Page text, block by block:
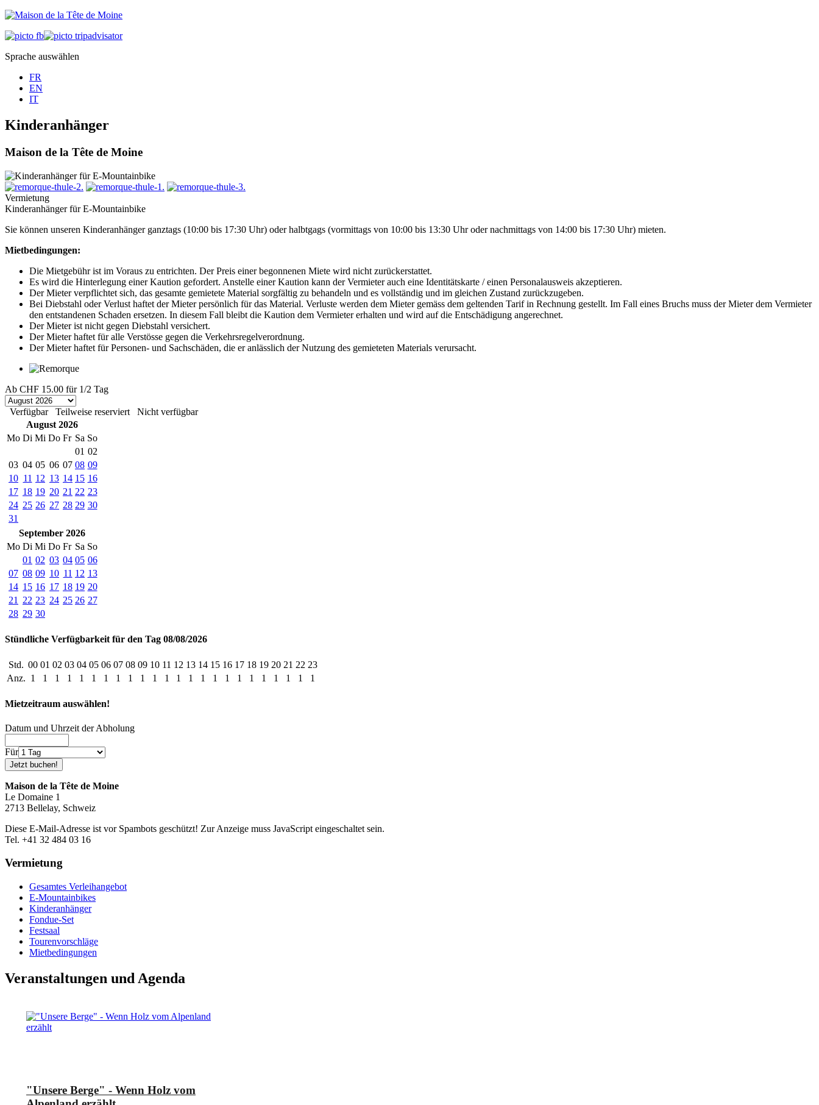
Sprache auswählen
FR
EN
IT
Kinderanhänger
Maison de la Tête de Moine
Vermietung
Kinderanhänger für E-Mountainbike
Sie können unseren Kinderanhänger ganztags (10:00 bis 17:30 Uhr) oder halbtgags (vormittags von 10:00 bis 13:30 Uhr oder nachmittags von 14:00 bis 17:30 Uhr) mieten.
Mietbedingungen:
Die Mietgebühr ist im Voraus zu entrichten. Der Preis einer begonnenen Miete wird nicht zurückerstattet.
Es wird die Hinterlegung einer Kaution gefordert. Anstelle einer Kaution kann der Vermieter auch eine Identitätskarte / einen Personalausweis akzeptieren.
Der Mieter verpflichtet sich, das gesamte gemietete Material sorgfältig zu behandeln und es vollständig und im gleichen Zustand zurückzugeben.
Bei Diebstahl oder Verlust haftet der Mieter persönlich für das Material. Verluste werden dem Mieter gemäss dem geltenden Tarif in Rechnung gestellt. Im Fall eines Bruchs muss der Mieter dem Vermieter
den entstandenen Schaden ersetzen. In diesem Fall bleibt die Kaution dem Vermieter erhalten und wird auf die Entschädigung angerechnet.
Der Mieter ist nicht gegen Diebstahl versichert.
Der Mieter haftet für alle Verstösse gegen die Verkehrsregelverordnung.
Der Mieter haftet für Personen- und Sachschäden, die er anlässlich der Nutzung des gemieteten Materials verursacht.
Ab CHF 15.00 für 1/2 Tag
Verfügbar Teilweise reserviert
Nicht verfügbar
August 2026
Mo Di Mi Do Fr Sa So
01 02
03 04 05 06 07 08 09
10 11 12 13 14 15 16
17 18 19 20 21 22 23
24 25 26 27 28 29 30
31
September 2026
Mo Di Mi Do Fr Sa So
01 02 03 04 05 06
07 08 09 10 11 12 13
14 15 16 17 18 19 20
21
22 23 24 25 26 27
28 29 30
Stündliche Verfügbarkeit für den Tag 08/08/2026
Std. 00 01 02 03 04 05 06 07 08 09 10 11 12 13 14 15 16 17 18 19 20 21 22 23
Anz. 1 1 1 1 1 1 1 1 1 1 1 1 1 1 1 1 1 1 1 1 1 1 1 1
Mietzeitraum auswählen!
Datum und Uhrzeit der Abholung
Für
Maison de la Tête de Moine
Le Domaine 1
2713 Bellelay, Schweiz
Diese E-Mail-Adresse ist vor Spambots geschützt! Zur Anzeige muss JavaScript eingeschaltet sein.
Tel. +41 32 484 03 16
Vermietung
Gesamtes Verleihangebot
E-Mountainbikes
Kinderanhänger
Fondue-Set
Festsaal
Tourenvorschläge
Mietbedingungen
Veranstaltungen und Agenda
"Unsere Berge" - Wenn Holz vom